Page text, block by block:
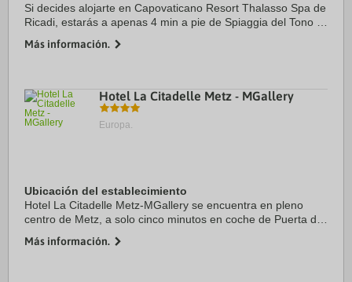
Si decides alojarte en Capovaticano Resort Thalasso Spa de
Ricadi, estarás a apenas 4 min a pie de Spiaggia del Tono y
este hotel de playa se encuentra a ...
Más información.
Hotel La Citadelle Metz - MGallery
Europa.
Ubicación del establecimiento
Hotel La Citadelle Metz-MGallery se encuentra en pleno
centro de Metz, a solo cinco minutos en coche de Puerta de
para familias se encuentra a 1,5 km ...
Más información.